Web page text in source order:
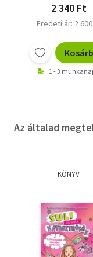
2 340 Ft
Eredeti ár: 2
1 - 3
Az általad
KÖNYV